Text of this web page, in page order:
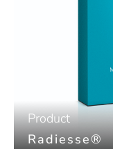
Product
Radiesse®